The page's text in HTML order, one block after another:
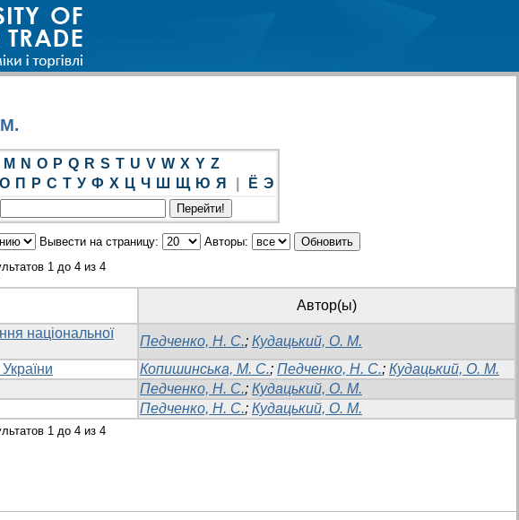
M N O P Q R S T U V W X Y Z
О П Р С Т У Ф Х Ц Ч Ш Щ Ю Я Ё Э
Вывести на страницу:
Авторы:
1 до 4 из 4
Автор(ы)
національної
Педченко, Н. С.; Кудацький, О. М.
Копишинська, М. С.; Педченко, Н. С.; Кудацький, О. М.
Педченко, Н. С.; Кудацький, О. М.
Педченко, Н. С.; Кудацький, О. М.
1 до 4 из 4